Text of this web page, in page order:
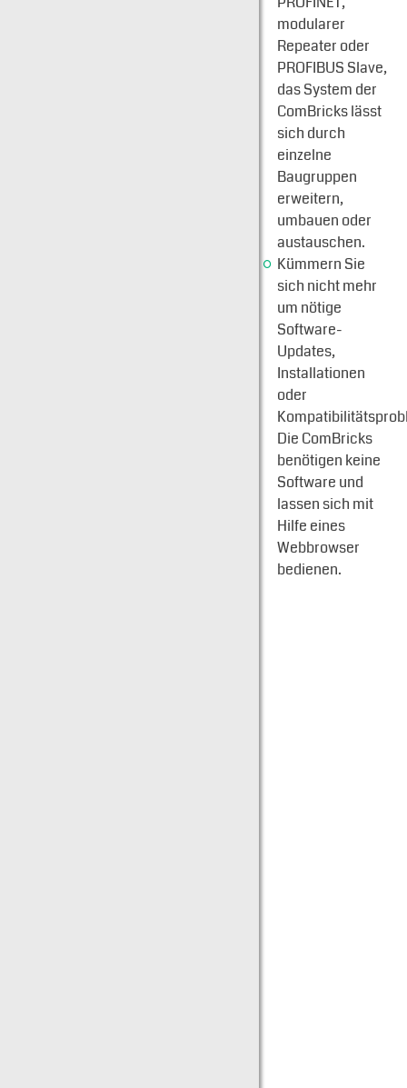
modularer
Repeater oder
PROFIBUS Slave,
das System der
ComBricks lässt
sich durch
einzelne
Baugruppen
erweitern,
umbauen oder
austauschen.
Kümmern Sie
sich nicht mehr
um nötige
Software-
Updates,
Installationen
oder
Die ComBricks
benötigen keine
Software und
lassen sich mit
Hilfe eines
Webbrowser
bedienen.